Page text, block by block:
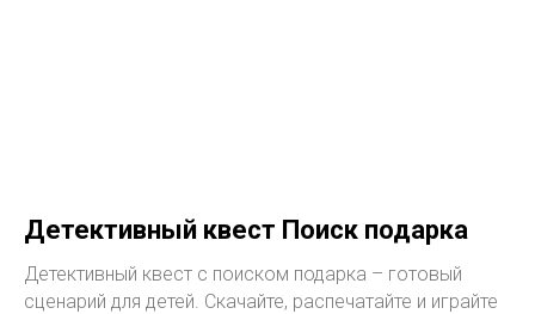
Детективный квест Поиск подарка
Детективный квест с поиском подарка – готовый
сценарий для детей. Скачайте, распечатайте и играйте